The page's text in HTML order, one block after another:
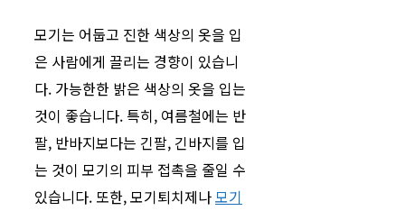
모기는 어둡고 진한 색상의 옷을 입
은 사람에게 끌리는 경향이 있습니
다. 가능한한 밝은 색상의 옷을 입는
것이 좋습니다. 특히, 여름철에는 반
팔, 반바지보다는 긴팔, 긴바지를 입
는 것이 모기의 피부 접촉을 줄일 수
있습니다. 또한, 모기퇴치제나모기